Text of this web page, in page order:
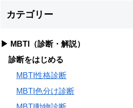
カテゴリー
▶ MBTI（診断・解説）
診断をはじめる
MBTI性格診断
MBTI色分け診断